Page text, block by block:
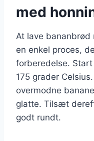
med
At lave bananbrød
en enkel proces,
forberedelse.
175 grader
overmodne
glatte. Tilsæt
godt rundt.